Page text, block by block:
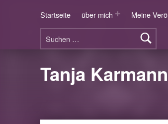
Suchen nach:
Startseite über mich Meine
Tanja Karmann